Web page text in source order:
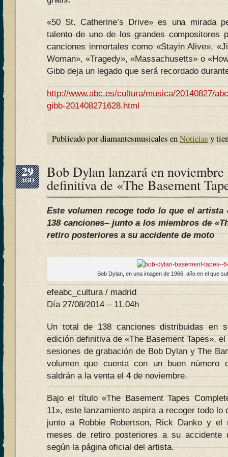
«50 St. Catherine’s Drive» es una mirada
talento de uno de los grandes compositores
canciones inmortales como «Stayin Alive»,
Woman», «Tragedy», «Massachusetts» o
Gibb deja un legado que será recordado
http://www.abc.es/cultura/musica/20140827/
gibb-201408271628.html
Publicado por diamantesmusicales enNoticias y
29
AGO Bob Dylan lanzará en
definitiva de «The Basement
Este volumen recoge todo lo que el
138 canciones– junto a los miembros de
retiro posteriores a su accidente de moto
Bob Dylan, en una imagen de 1966, año en el que
efeabc_cultura / madrid
Día 27/08/2014 – 11.04h
Un total de 138 canciones distribuidas en
edición definitiva de «The Basement Tapes»,
sesiones de grabación de Bob Dylan y The
volumen que cuenta con un buen número
saldrán a la venta el 4 de noviembre.
Bajo el título «The Basement Tapes
11», este lanzamiento aspira a recoger todo lo
junto a Robbie Robertson, Rick Danko y
meses de retiro posteriores a su
según la página oficial del artista.